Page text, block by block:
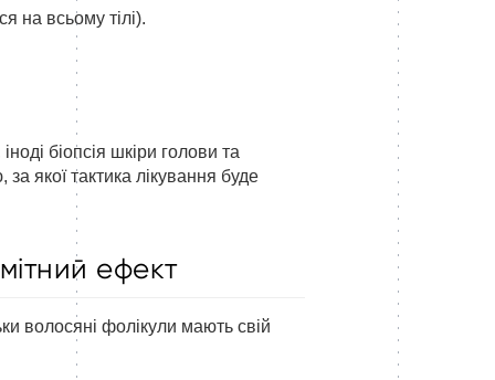
на всьому тілі).
біопсія шкіри голови та
якої тактика лікування буде
ефект
волосяні фолікули мають свій